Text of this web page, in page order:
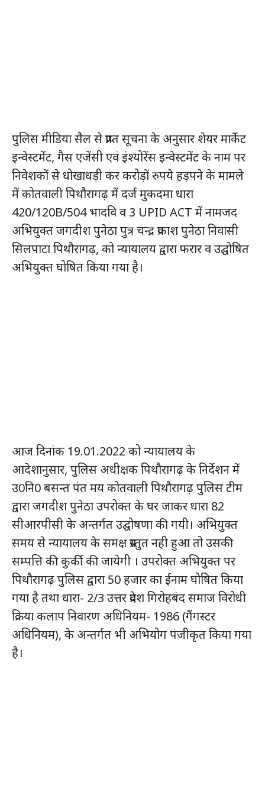
पुलिस मीडिया सैल से प्राप्त सूचना के अनुसार शेयर मार्केट
इन्वेस्टमेंट, गैस एजेंसी एवं इंश्योरेंस इन्वेस्टमेंट के नाम पर
निवेशकों से धोखाधड़ी कर करोड़ों रुपये हड़पने के मामले
में कोतवाली पिथौरागढ़ में दर्ज मुकदमा धारा
420/120B/504 भादवि व 3 UPID ACT में नामजद
अभियुक्त जगदीश पुनेठा पुत्र चन्द्र प्रकाश पुनेठा निवासी
सिलपाटा पिथौरागढ़, को न्यायालय द्वारा फरार व उद्घोषित
अभियुक्त घोषित किया गया है।
आज दिनांक 19.01.2022 को न्यायालय के
आदेशानुसार, पुलिस अधीक्षक पिथौरागढ़ के निर्देशन में
उ0नि0 बसन्त पंत मय कोतवाली पिथौरागढ़ पुलिस टीम
द्वारा जगदीश पुनेठा उपरोक्त के घर जाकर धारा 82
सीआरपीसी के अन्तर्गत उद्घोषणा की गयी। अभियुक्त
समय से न्यायालय के समक्ष प्रस्तुत नही हुआ तो उसकी
सम्पत्ति की कुर्की की जायेगी । उपरोक्त अभियुक्त पर
पिथौरागढ़ पुलिस द्वारा 50 हजार का ईनाम घोषित किया
गया है तथा धारा- 2/3 उत्तर प्रदेश गिरोहबंद समाज विरोधी
क्रिया कलाप निवारण अधिनियम- 1986 (गैंगस्टर
अधिनियम), के अन्तर्गत भी अभियोग पंजीकृत किया गया
है।